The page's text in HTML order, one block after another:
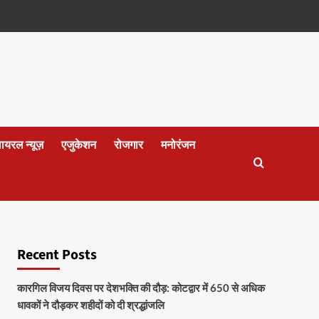
न्यूज़ एजुकेशन रोजगार मनोरंजन
Recent Posts
कारगिल विजय दिवस पर देशभक्ति की दौड़: कोटद्वार में 650 से अधिक
धावकों ने दौड़कर शहीदों को दी श्रद्धांजलि